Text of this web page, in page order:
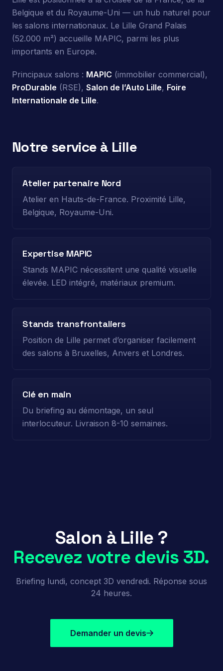
Belgique et du Royaume-Uni — un hub naturel pour
les salons internationaux. Le Lille Grand Palais
(52.000 m²) accueille MAPIC, parmi les plus
importants en Europe.
Principaux salons : MAPIC (immobilier commercial),
ProDurable (RSE), Salon de l’Auto Lille, Foire
Internationale de Lille.
Notre service à Lille
Atelier partenaire Nord
Atelier en Hauts-de-France. Proximité Lille,
Belgique, Royaume-Uni.
Expertise MAPIC
Stands MAPIC nécessitent une qualité visuelle
élevée. LED intégré, matériaux premium.
Stands transfrontaliers
Position de Lille permet d’organiser facilement
des salons à Bruxelles, Anvers et Londres.
Clé en main
Du briefing au démontage, un seul
interlocuteur. Livraison 8-10 semaines.
Salon à Lille ?
Recevez votre devis 3D.
Briefing lundi, concept 3D vendredi. Réponse sous
24 heures.
Demander un devis